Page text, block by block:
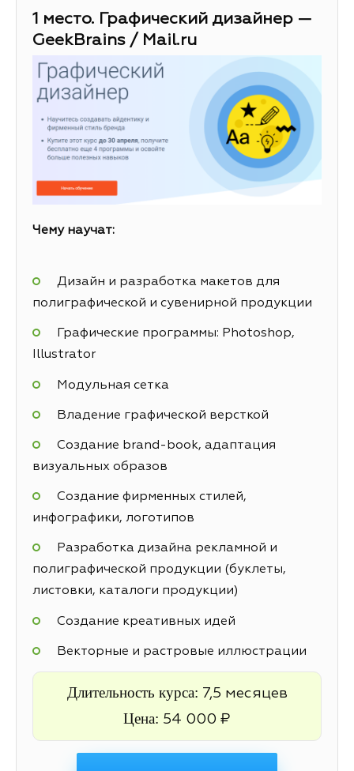
1 место. Графический дизайнер —
GeekBrains / Mail.ru
Чему научат:
Дизайн и разработка макетов для
полиграфической и сувенирной продукции
Графические программы: Photoshop,
Illustrator
Модульная сетка
Владение графической версткой
Создание brand-book, адаптация
визуальных образов
Создание фирменных стилей,
инфографики, логотипов
Разработка дизайна рекламной и
полиграфической продукции (буклеты,
листовки, каталоги продукции)
Создание креативных идей
Векторные и растровые иллюстрации
Длительность курса: 7,5 месяцев
Цена: 54 000 ₽